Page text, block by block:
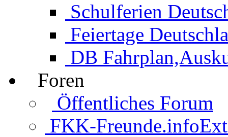
Schulferien
Feiertage
DB
Foren
Öffentliches Forum
FKK-Freunde.info